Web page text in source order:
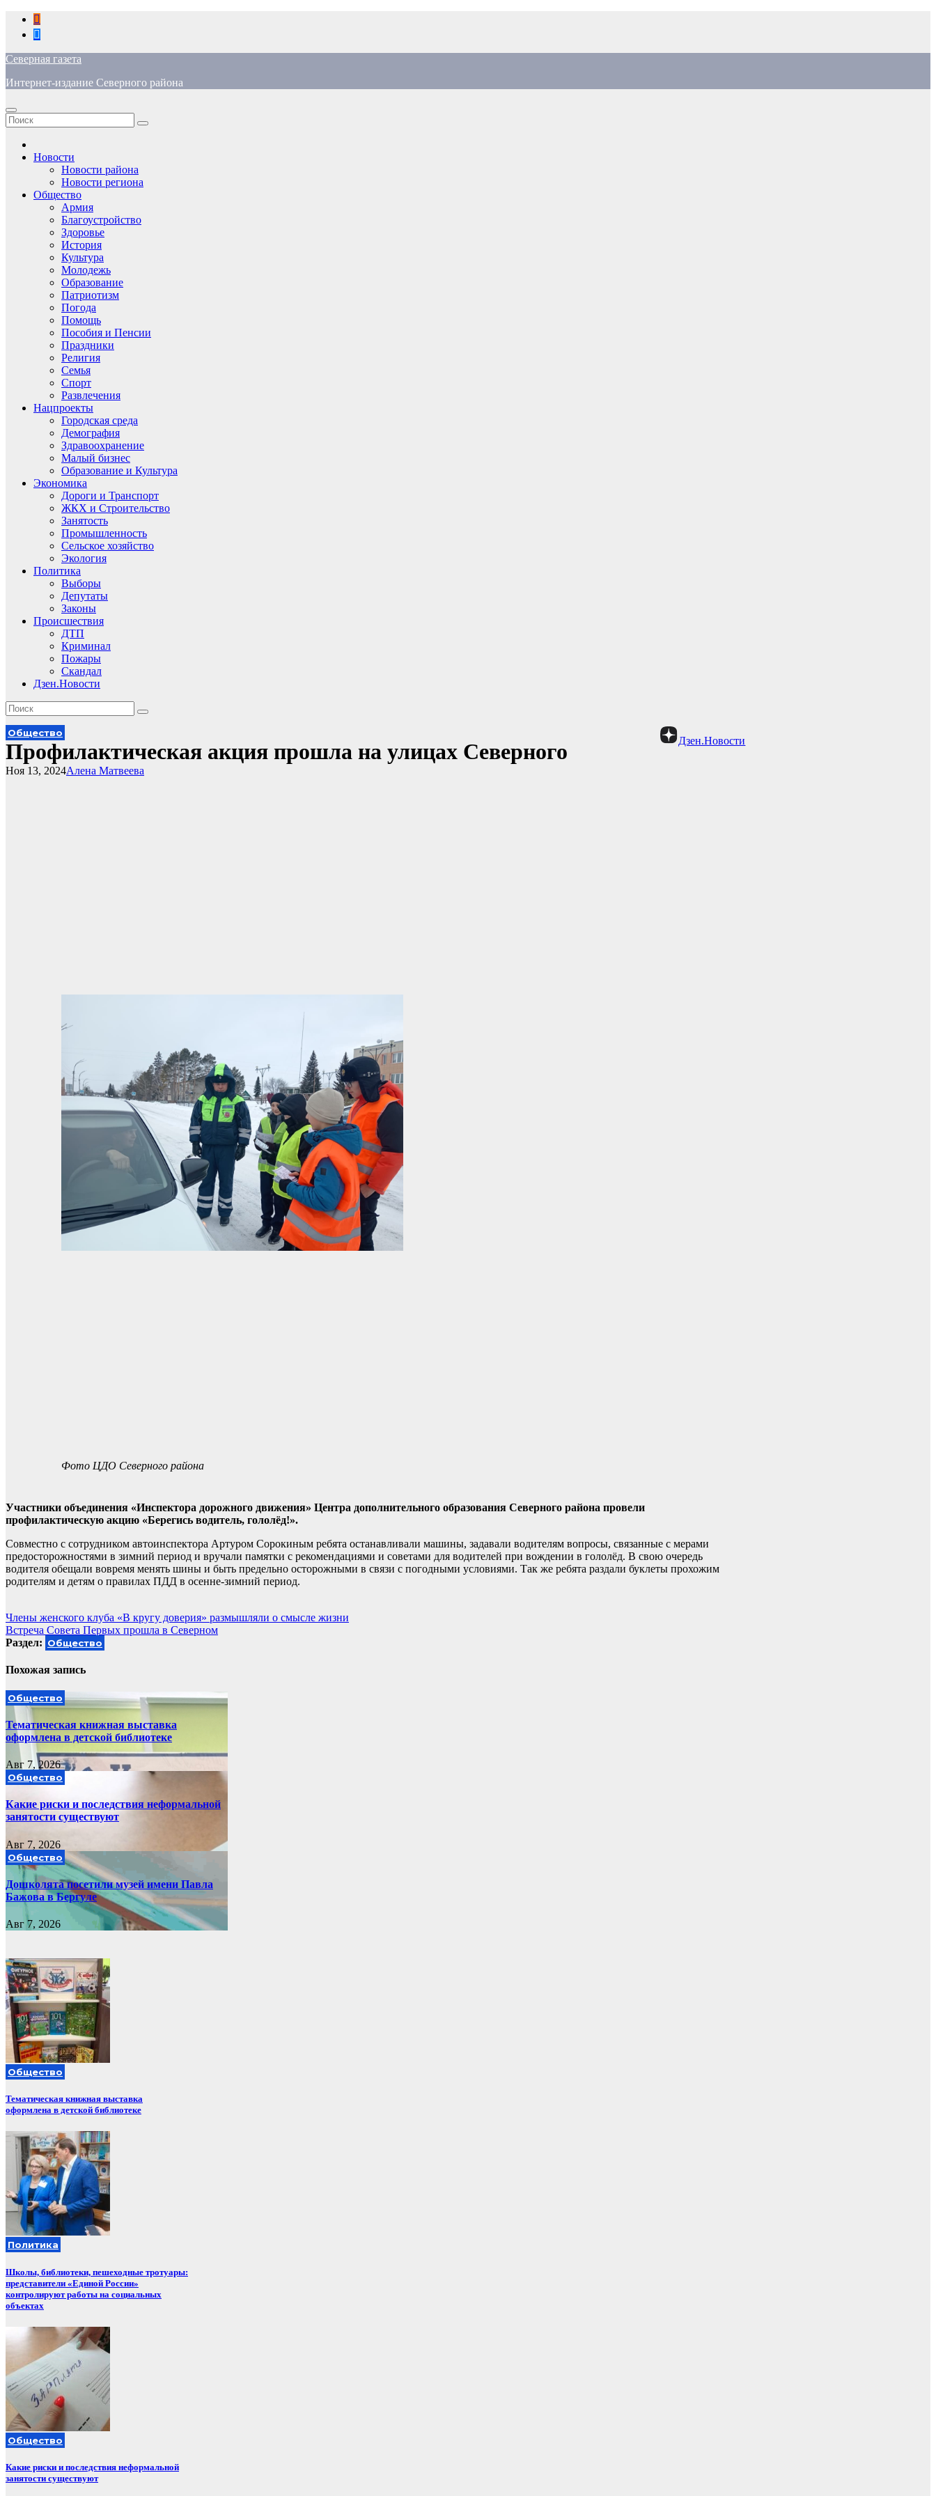
Перейти
содержимому
Северная газета
Интернет-издание Северного района
Новости
Новости района
Новости региона
Общество
Армия
Благоустройство
Здоровье
История
Культура
Молодежь
Образование
Патриотизм
Погода
Помощь
Пособия и Пенсии
Праздники
Религия
Семья
Спорт
Развлечения
Нацпроекты
Городская среда
Демография
Здравоохранение
Малый бизнес
Образование и Культура
Экономика
Дороги и Транспорт
ЖКХ и Строительство
Занятость
Промышленность
Сельское хозяйство
Экология
Политика
Выборы
Депутаты
Законы
Происшествия
ДТП
Криминал
Пожары
Скандал
Дзен.Новости
Дзен.Новости
Общество
Профилактическая акция прошла на улицах Северного
Алена Матвеева
Ноя 13, 2024
Фото ЦДО Северного района
Участники объединения «Инспектора дорожного движения» Центра дополнительного образования Северного района провели
профилактическую акцию «Берегись водитель, гололёд!».
Совместно с сотрудником автоинспектора Артуром Сорокиным ребята останавливали машины, задавали водителям вопросы, связанные с мерами
предосторожностями в зимний период и вручали памятки с рекомендациями и советами для водителей при вождении в гололёд. В свою очередь
водителя обещали вовремя менять шины и быть предельно осторожными в связи с погодными условиями. Так же ребята раздали буклеты прохожим
родителям и детям о правилах ПДД в осенне-зимний период.
Навигация
по
Члены женского клуба «В кругу доверия» размышляли о смысле жизни
Встреча Совета Первых прошла в Северном
Раздел: Общество
Похожая запись
Общество
Тематическая книжная выставка
оформлена в детской библиотеке
Авг 7, 2026
Общество
Какие риски и последствия неформальной
занятости существуют
Авг 7, 2026
Общество
Дошколята посетили музей имени Павла
Бажова в Бергуле
Авг 7, 2026
Общество
Тематическая книжная выставка
оформлена в детской библиотеке
Политика
Школы, библиотеки, пешеходные тротуары:
представители «Единой России»
контролируют работы на социальных
объектах
Общество
Какие риски и последствия неформальной
занятости существуют